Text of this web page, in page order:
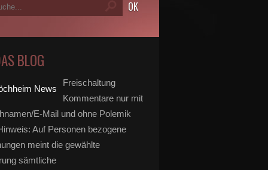
BLOG
Freischaltung
Kommentare nur mit
E-Mail und ohne Polemik
Auf Personen bezogene
meint die gewählte
sämtliche